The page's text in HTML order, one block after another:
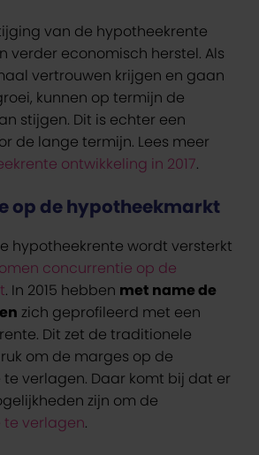
van de hypotheekrente
verder economisch herstel. Als
vertrouwen krijgen en gaan
kunnen op termijn de
stijgen. Dit is echter een
de lange termijn. Lees meer
ontwikkeling in 2017.
op de hypotheekmarkt
hypotheekrente wordt versterkt
concurrentie op de
. In 2015 hebben met name de
zich geprofileerd met een
Dit zet de traditionele
om de marges op de
verlagen. Daar komt bij dat er
zijn om de
verlagen.